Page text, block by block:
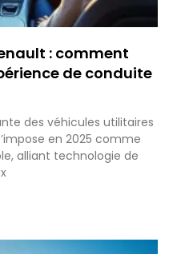
: comment
de conduite
des véhicules utilitaires
en 2025 comme
alliant technologie de